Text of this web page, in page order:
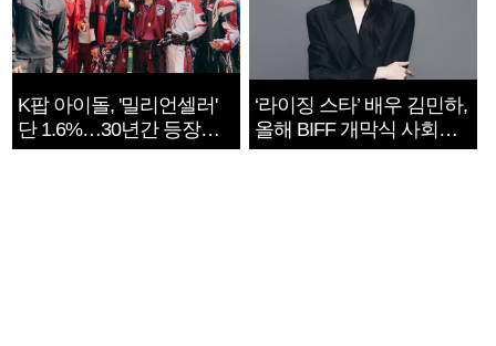
K팝 아이돌, '밀리언셀러'
단 1.6%…30년간 등장
1182개팀 전수조사
‘라이징 스타’ 배우 김민하,
올해 BIFF 개막식 사회자
확정